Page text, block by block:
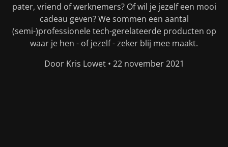
pater, vriend of werknemers? Of wil je jezelf een mooi
cadeau geven? We sommen een aantal
(semi-)professionele tech-gerelateerde producten op
waar je hen - of jezelf - zeker blij mee maakt.
Door Kris Lowet • 22 november 2021